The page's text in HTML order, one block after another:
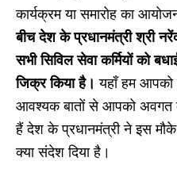
कार्यक्रम या समारोह का
बीच देश के प्रधानमंत्री श्री
सभी सिविल सेवा कर्मियों को
जिक्र किया है। यहाँ हम आपको
आवश्यक बातों से आपको
हैं देश के प्रधानमंत्री ने इस मौके
क्या संदेश दिया है।